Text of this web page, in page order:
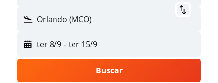
Orlando (MCO)
ter 8/9 - ter 15/9
Buscar